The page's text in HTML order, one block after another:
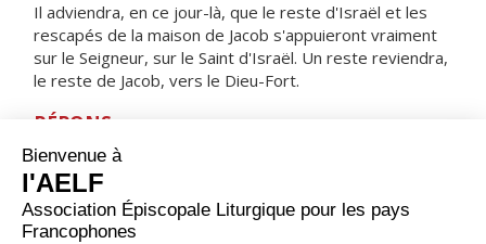
Il adviendra, en ce jour-là, que le reste d'Israël et les
rescapés de la maison de Jacob s'appuieront vraiment
sur le Seigneur, sur le Saint d'Israël. Un reste reviendra,
le reste de Jacob, vers le Dieu-Fort.
RÉPONS
V/ Les nations craindront le nom du Seigneur,
et tous les rois de la terre, sa gloire.
ORAISON